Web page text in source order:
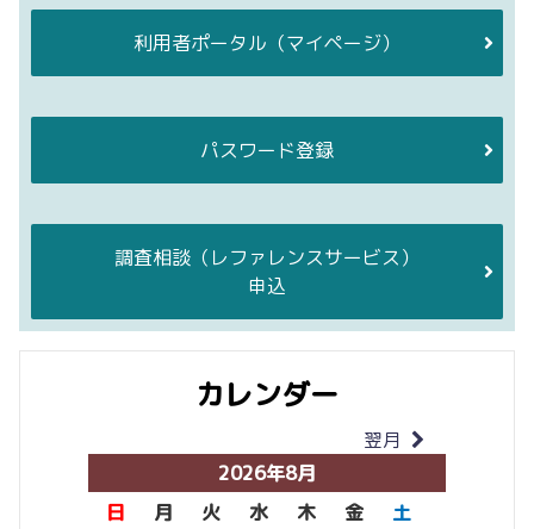
利用者ポータル （マイページ）
パスワード登録
調査相談 （レファレンスサービス）
申込
カレンダー
翌月
2026年8月
日
月 火 水 木 金
土